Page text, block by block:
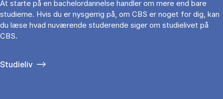
At starte på en bachelordannelse handler om mere end bare
studierne. Hvis du er nysgerrig på, om CBS er noget for dig, kan
du læse hvad nuværende studerende siger om studielivet på
CBS.
Studieliv